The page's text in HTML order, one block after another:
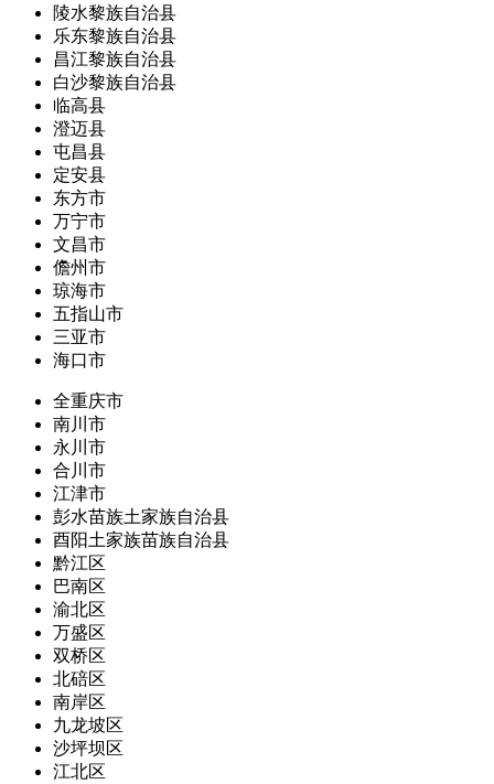
陵水黎族自治县
乐东黎族自治县
昌江黎族自治县
白沙黎族自治县
临高县
澄迈县
屯昌县
定安县
东方市
万宁市
文昌市
儋州市
琼海市
五指山市
三亚市
海口市
全重庆市
南川市
永川市
合川市
江津市
彭水苗族土家族自治县
酉阳土家族苗族自治县
黔江区
巴南区
渝北区
万盛区
双桥区
北碚区
南岸区
九龙坡区
沙坪坝区
江北区